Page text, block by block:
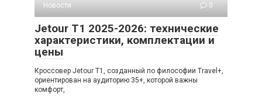
Новости
0
Jetour T1 2025-2026: технические
характеристики, комплектации и
цены
Кроссовер Jetour T1, созданный по философии Travel+,
ориентирован на аудиторию 35+, которой важны
комфорт,